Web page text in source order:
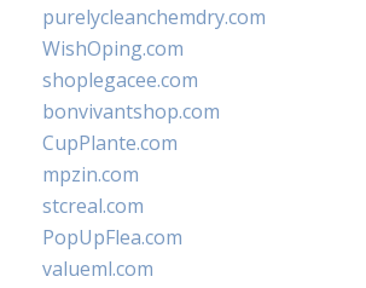
purelycleanchemdry.com
WishOping.com
shoplegacee.com
bonvivantshop.com
CupPlante.com
mpzin.com
stcreal.com
PopUpFlea.com
valueml.com